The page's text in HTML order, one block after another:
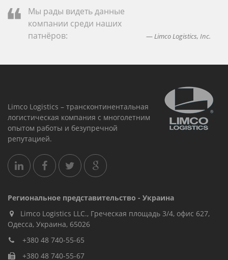
Мы рады видеть данные
компании среди наших
патнёров:
Limco Logistics, Inc.
Limco Logistics – трансконтинентальная
логистическая компания с многолетним
опытом работы и безупречной
репутацией.
Региональное представительство - Украина
Limco Logistics LLC., Греческая площадь 3/4, офис 627,
Oдесса, Украина, 65026
+380 48 740-55-65
+380 48 740-55-67